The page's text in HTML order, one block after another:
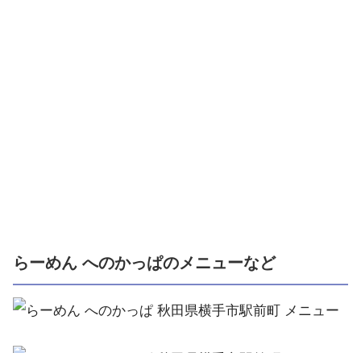
らーめん へのかっぱのメニューなど